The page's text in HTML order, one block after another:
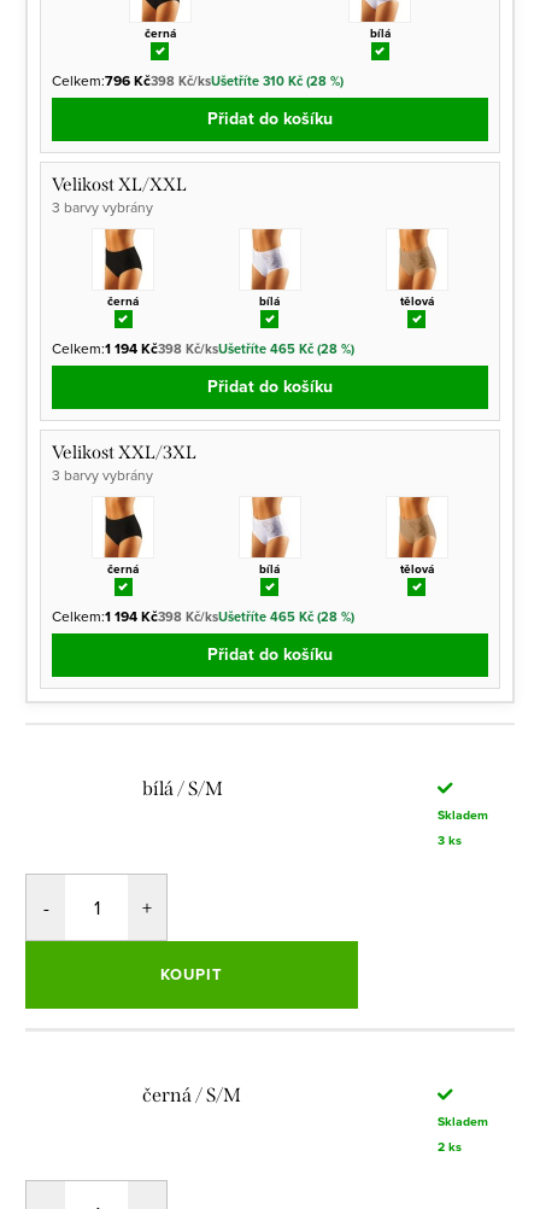
černá bílá
Celkem:796 Kč398 Kč/ksUšetříte 310 Kč (28 %)
Přidat do košíku
Velikost XL/XXL
3 barvy vybrány
černá bílá tělová
Celkem:1 194 Kč398 Kč/ksUšetříte 465 Kč (28 %)
Přidat do košíku
Velikost XXL/3XL
3 barvy vybrány
černá bílá tělová
Celkem:1 194 Kč398 Kč/ksUšetříte 465 Kč (28 %)
Přidat do košíku
bílá / S/M
Skladem
3 ks
KOUPIT
černá / S/M
Skladem
2 ks